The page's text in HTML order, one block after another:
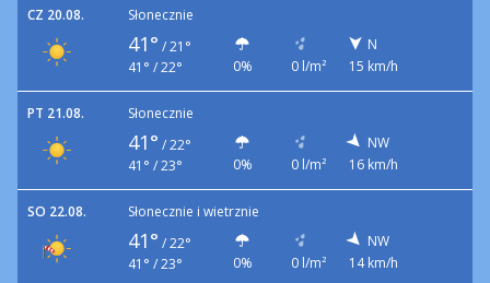
CZ 20.08. Słonecznie
41° / 21°
41° / 22°
0% 0 l/m²
N
15 km/h
PT 21.08. Słonecznie
41° / 22°
41° / 23°
0% 0 l/m²
NW
16 km/h
SO 22.08. Słonecznie i wietrznie
41° / 22°
41° / 23°
0% 0 l/m²
NW
14 km/h